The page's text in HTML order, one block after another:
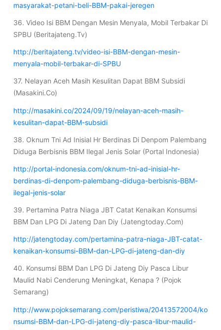
masyarakat-petani-beli-BBM-pakai-jeregen
36. Video Isi BBM Dengan Mesin Menyala, Mobil Terbakar Di
SPBU (Beritajateng.Tv)
http://beritajateng.tv/video-isi-BBM-dengan-mesin-
menyala-mobil-terbakar-di-SPBU
37. Nelayan Aceh Masih Kesulitan Dapat BBM Subsidi
(Masakini.Co)
http://masakini.co/2024/09/19/nelayan-aceh-masih-
kesulitan-dapat-BBM-subsidi
38. Oknum Tni Ad Inisial Hr Berdinas Di Denpom Palembang
Diduga Berbisnis BBM Ilegal Jenis Solar (Portal Indonesia)
http://portal-indonesia.com/oknum-tni-ad-inisial-hr-
berdinas-di-denpom-palembang-diduga-berbisnis-BBM-
ilegal-jenis-solar
39. Pertamina Patra Niaga JBT Catat Kenaikan Konsumsi
BBM Dan LPG Di Jateng Dan Diy (Jatengtoday.Com)
http://jatengtoday.com/pertamina-patra-niaga-JBT-catat-
kenaikan-konsumsi-BBM-dan-LPG-di-jateng-dan-diy
40. Konsumsi BBM Dan LPG Di Jateng Diy Pasca Libur
Maulid Nabi Cenderung Meningkat, Kenapa ? (Pojok
Semarang)
http://www.pojoksemarang.com/peristiwa/20413572004/ko
nsumsi-BBM-dan-LPG-di-jateng-diy-pasca-libur-maulid-